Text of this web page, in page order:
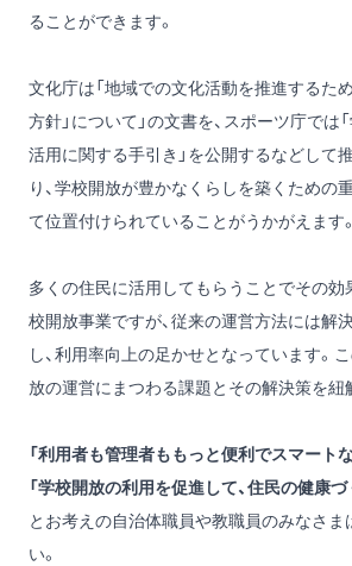
ることができます。
文化庁は「地域での文化活動を推進するた
方針」について」の文書を、スポーツ庁では
活用に関する手引き」を公開するなどして
り、学校開放が豊かなくらしを築くための
て位置付けられていることがうかがえます。
多くの住民に活用してもらうことでその効
校開放事業ですが、従来の運営方法には解
し、利用率向上の足かせとなっています。
放の運営にまつわる課題とその解決策を紐
「利用者も管理者ももっと便利でスマート
「学校開放の利用を促進して、住民の健康づ
とお考えの自治体職員や教職員のみなさま
い。